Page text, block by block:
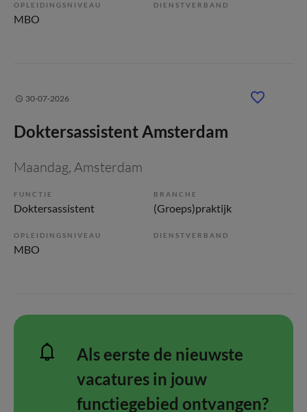
OPLEIDINGSNIVEAU
MBO
DIENSTVERBAND
30-07-2026
Doktersassistent Amsterdam
Maandag, Amsterdam
FUNCTIE
Doktersassistent
BRANCHE
(Groeps)praktijk
OPLEIDINGSNIVEAU
MBO
DIENSTVERBAND
Als eerste de nieuwste
vacatures in jouw
functiegebied ontvangen?